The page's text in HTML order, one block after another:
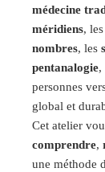
médecine
méridiens, les
nombres, les
pentanalogie,
personnes
global et
Cet atelier
comprendre,
une méthode